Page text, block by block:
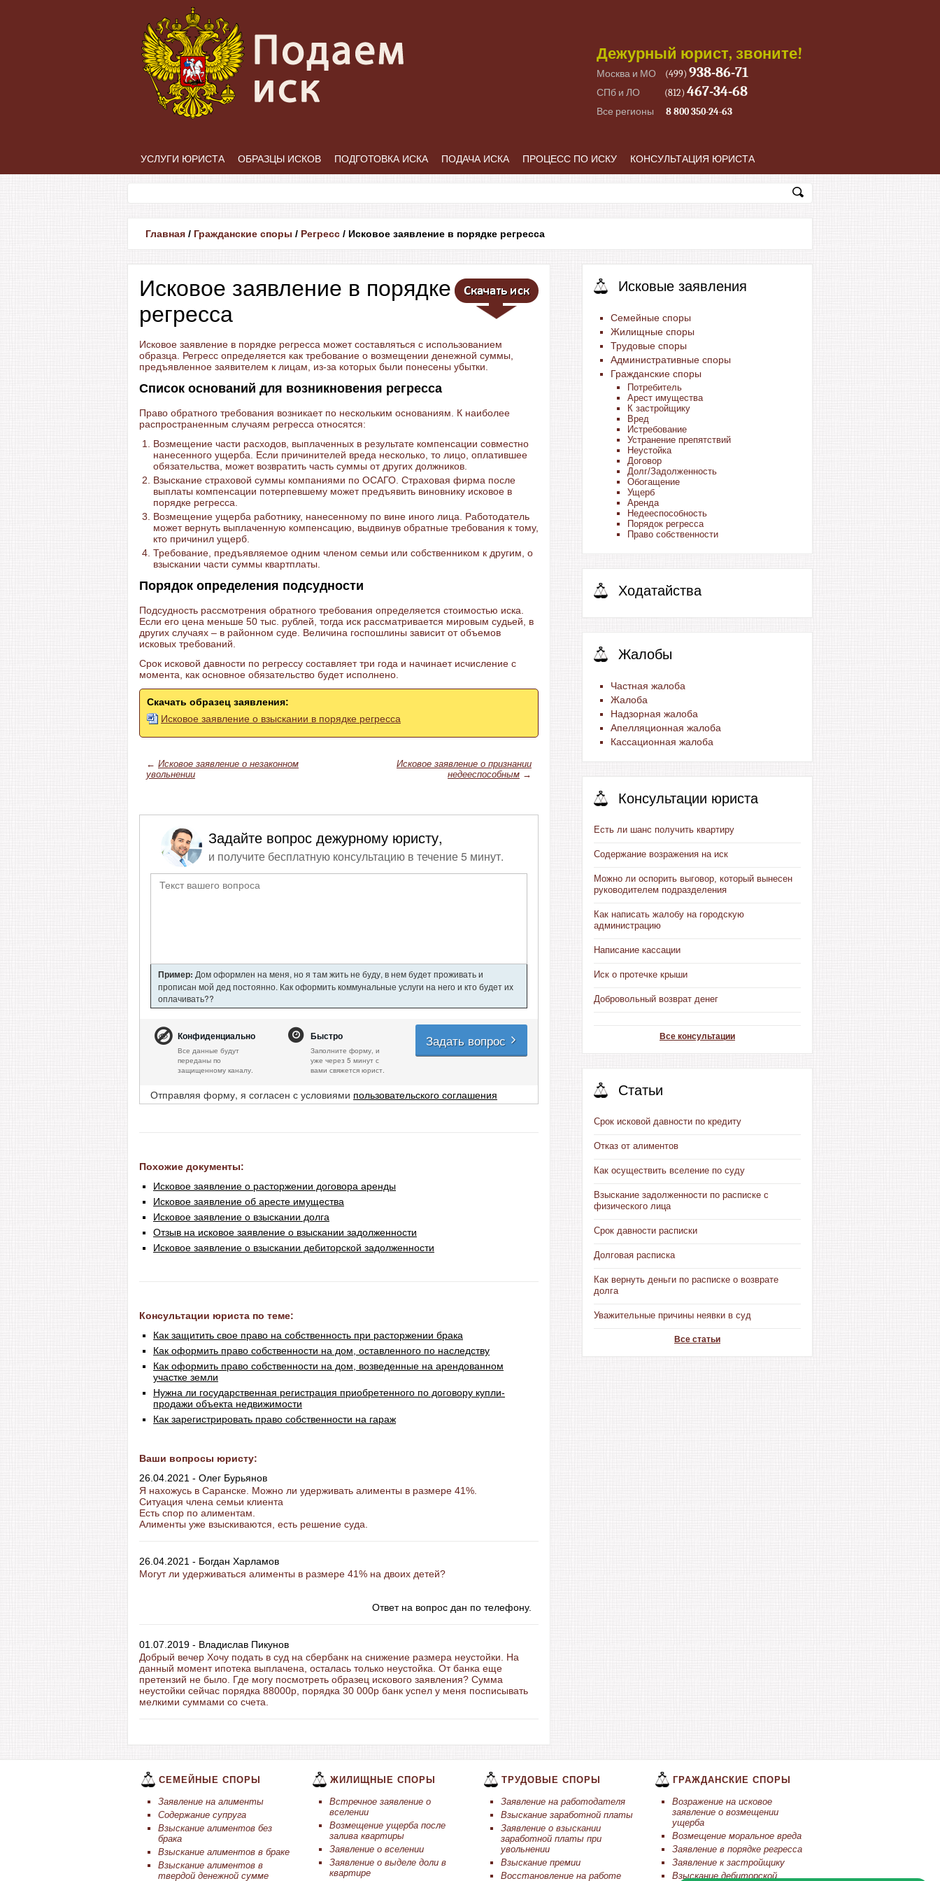
Дежурный юрист, звоните!
Москва и МО (499) 938-86-71
СПб и ЛО (812) 467-34-68
Все регионы 8 800 350-24-63
УСЛУГИ ЮРИСТА ОБРАЗЦЫ ИСКОВ ПОДГОТОВКА ИСКА ПОДАЧА ИСКА ПРОЦЕСС ПО ИСКУ КОНСУЛЬТАЦИЯ ЮРИСТА
Главная / Гражданские споры / Регресс / Исковое заявление в порядке регресса
Исковое заявление в порядке
регресса
Исковое заявление в порядке регресса может составляться с использованием
образца. Регресс определяется как требование о возмещении денежной суммы,
предъявленное заявителем к лицам, из-за которых были понесены убытки.
Список оснований для возникновения регресса
Право обратного требования возникает по нескольким основаниям. К наиболее
распространенным случаям регресса относятся:
Возмещение части расходов, выплаченных в результате компенсации совместно
нанесенного ущерба. Если причинителей вреда несколько, то лицо, оплатившее
обязательства, может возвратить часть суммы от других должников.
Взыскание страховой суммы компаниями по ОСАГО. Страховая фирма после
выплаты компенсации потерпевшему может предъявить виновнику исковое в
порядке регресса.
Возмещение ущерба работнику, нанесенному по вине иного лица. Работодатель
может вернуть выплаченную компенсацию, выдвинув обратные требования к тому,
кто причинил ущерб.
Требование, предъявляемое одним членом семьи или собственником к другим, о
взыскании части суммы квартплаты.
Порядок определения подсудности
Подсудность рассмотрения обратного требования определяется стоимостью иска.
Если его цена меньше 50 тыс. рублей, тогда иск рассматривается мировым судьей, в
других случаях – в районном суде. Величина госпошлины зависит от объемов
исковых требований.
Срок исковой давности по регрессу составляет три года и начинает исчисление с
момента, как основное обязательство будет исполнено.
Скачать образец заявления:
Исковое заявление о взыскании в порядке регресса
← Исковое заявление о незаконном
увольнении
Исковое заявление о признании
недееспособным →
Задайте вопрос дежурному юристу,
и получите бесплатную консультацию в течение 5 минут.
Пример: Дом оформлен на меня, но я там жить не буду, в нем будет проживать и
прописан мой дед постоянно. Как оформить коммунальные услуги на него и кто будет их
оплачивать??
Конфиденциально
Все данные будут
переданы по
защищенному каналу.
Быстро
Заполните форму, и
уже через 5 минут с
вами свяжется юрист.
Задать вопрос
Отправляя форму, я согласен с условиями пользовательского соглашения
Похожие документы:
Исковое заявление о расторжении договора аренды
Исковое заявление об аресте имущества
Исковое заявление о взыскании долга
Отзыв на исковое заявление о взыскании задолженности
Исковое заявление о взыскании дебиторской задолженности
Консультации юриста по теме:
Как защитить свое право на собственность при расторжении брака
Как оформить право собственности на дом, оставленного по наследству
Как оформить право собственности на дом, возведенные на арендованном
участке земли
Нужна ли государственная регистрация приобретенного по договору купли-
продажи объекта недвижимости
Как зарегистрировать право собственности на гараж
Ваши вопросы юристу:
26.04.2021 - Олег Бурьянов
Я нахожусь в Саранске. Можно ли удерживать алименты в размере 41%.
Ситуация члена семьи клиента
Есть спор по алиментам.
Алименты уже взыскиваются, есть решение суда.
26.04.2021 - Богдан Харламов
Могут ли удерживаться алименты в размере 41% на двоих детей?
Ответ на вопрос дан по телефону.
01.07.2019 - Владислав Пикунов
Добрый вечер Хочу подать в суд на сбербанк на снижение размера неустойки. На
данный момент ипотека выплачена, осталась только неустойка. От банка еще
претензий не было. Где могу посмотреть образец искового заявления? Сумма
неустойки сейчас порядка 88000р, порядка 30 000р банк успел у меня посписывать
мелкими суммами со счета.
Исковые заявления
Семейные споры
Жилищные споры
Трудовые споры
Административные споры
Гражданские споры
Потребитель
Арест имущества
К застройщику
Вред
Истребование
Устранение препятствий
Неустойка
Договор
Долг/Задолженность
Обогащение
Ущерб
Аренда
Недееспособность
Порядок регресса
Право собственности
Ходатайства
Жалобы
Частная жалоба
Жалоба
Надзорная жалоба
Апелляционная жалоба
Кассационная жалоба
Консультации юриста
Есть ли шанс получить квартиру
Содержание возражения на иск
Можно ли оспорить выговор, который вынесен
руководителем подразделения
Как написать жалобу на городскую
администрацию
Написание кассации
Иск о протечке крыши
Добровольный возврат денег
Все консультации
Статьи
Срок исковой давности по кредиту
Отказ от алиментов
Как осуществить вселение по суду
Взыскание задолженности по расписке с
физического лица
Срок давности расписки
Долговая расписка
Как вернуть деньги по расписке о возврате
долга
Уважительные причины неявки в суд
Все статьи
СЕМЕЙНЫЕ СПОРЫ
Заявление на алименты
Содержание супруга
Взыскание алиментов без
брака
Взыскание алиментов в браке
Взыскание алиментов в
твердой денежной сумме
ЖИЛИЩНЫЕ СПОРЫ
Встречное заявление о
вселении
Возмещение ущерба после
залива квартиры
Заявление о вселении
Заявление о выделе доли в
квартире
ТРУДОВЫЕ СПОРЫ
Заявление на работодателя
Взыскание заработной платы
Заявление о взыскании
заработной платы при
увольнении
Взыскание премии
Восстановление на работе
ГРАЖДАНСКИЕ СПОРЫ
Возражение на исковое
заявление о возмещении
ущерба
Возмещение моральное вреда
Заявление в порядке регресса
Заявление к застройщику
Взыскание дебиторской